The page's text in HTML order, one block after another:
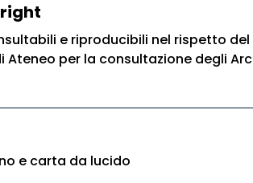
e riproducibili nel rispetto del
Ateneo per la consultazione degli
e carta da lucido